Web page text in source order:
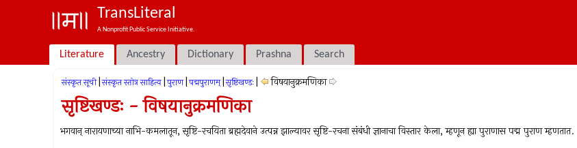
TransLiteral
A Nonprofit Public Service Initiative.
Literature Ancestry Dictionary Prashna Search
संस्कृत सूची संस्कृत स्तोत्र साहित्य पुराण पद्मपुराणम् सृष्टिखण्डः विषयानुक्रमणिका
सृष्टिखण्डः - विषयानुक्रमणिका
भगवान् नारायणाच्या नाभि-कमलातून, सृष्टि-रचयिता ब्रह्मदेवाने उत्पन्न झाल्यावर सृष्टि-रचना संबंधी ज्ञानाचा विस्तार केला, म्हणून ह्या पुराणास पद्म पुराण म्हणतात.